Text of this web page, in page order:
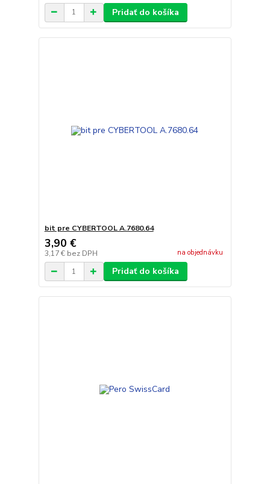
Pridať do košíka
bit pre CYBERTOOL A.7680.64
3,90 €
3,17 € bez DPH na objednávku
Pridať do košíka